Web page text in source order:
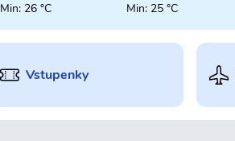
Min: 26 °C
Min: 25 °C
Vstupenky